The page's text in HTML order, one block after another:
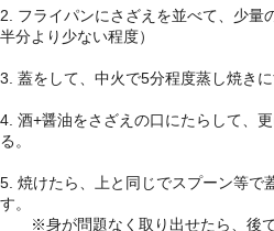
2. フライパンにさざえを並べて、少量
半分より少ない程度）
3. 蓋をして、中火で5分程度蒸し焼きに
4. 酒+醤油をさざえの口にたらして、
る。
5. 焼けたら、上と同じでスプーン等で
す。
※身が問題なく取り出せたら、後で